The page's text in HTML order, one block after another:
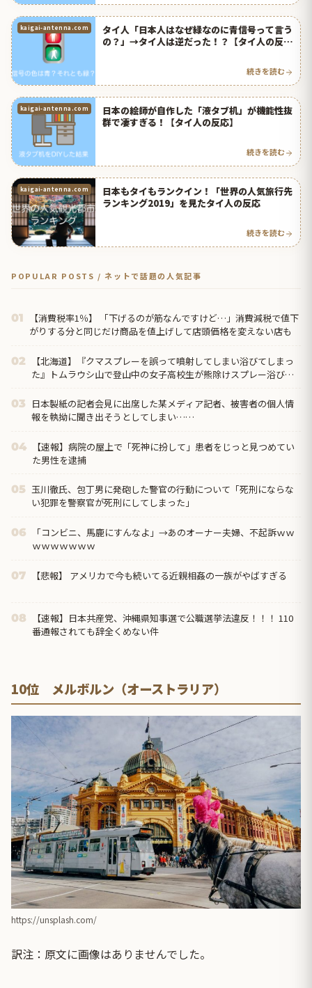
kaigai-antenna.com
タイ人「日本人はなぜ緑なのに青信号って言う
の？」→タイ人は逆だった！？【タイ人の反
続きを読む
kaigai-antenna.com
日本の絵師が自作した「液タブ机」が機能性抜
群で凄すぎる！【タイ人の反応】
続きを読む
kaigai-antenna.com
日本もタイもランクイン！「世界の人気旅行先
ランキング2019」を見たタイ人の反応
続きを読む
POPULAR POSTS / ネットで話題の人気記事
01
【消費税率1％】 「下げるのが筋なんですけど…」消費減税で値下
がりする分と同じだけ商品を値上げして店頭価格を変えない店も
02
【北海道】『クマスプレーを誤って噴射してしまい浴びてしまっ
た』トムラウシ山で登山中の女子高校生が熊除けスプレー浴び
03
日本製紙の記者会見に出席した某メディア記者、被害者の個人情
報を執拗に聞き出そうとしてしまい……
04
【速報】病院の屋上で「死神に扮して」患者をじっと見つめてい
た男性を逮捕
05 玉川徹氏、包丁男に発砲した警官の行動について「死刑にならな
い犯罪を警察官が死刑にしてしまった」
06
「コンビニ、馬鹿にすんなよ」→あのオーナー夫婦、不起訴ｗｗ
ｗｗｗｗｗｗｗ
07 【悲報】 アメリカで今も続いてる近親相姦の一族がやばすぎる
08
【速報】日本共産党、沖縄県知事選で公職選挙法違反！！！ 110
番通報されても辞全くめない件
10位 メルボルン（オーストラリア）
https://unsplash.com/
訳注：原文に画像はありませんでした。